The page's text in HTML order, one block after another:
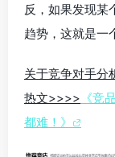
反，如果发现某
趋势，这就是一
关于竞争对手分
热文>>>> 《竞
都难！》